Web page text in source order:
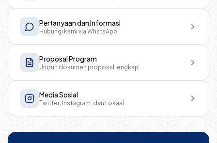
Pertanyaan dan Informasi
Hubungi kami via WhatsApp
Proposal Program
Unduh dokumen proposal lengkap
Media Sosial
Twitter, Instagram, dan Lokasi